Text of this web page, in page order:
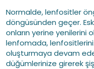
Normalde, lenfositler
döngüsünden geçer.
onların yerine yenilerini
lenfomada,
oluşturmaya devam
düğümlerinize girerek